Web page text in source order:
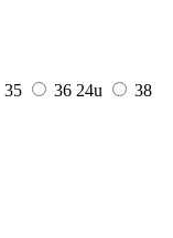
35 36 24u
38